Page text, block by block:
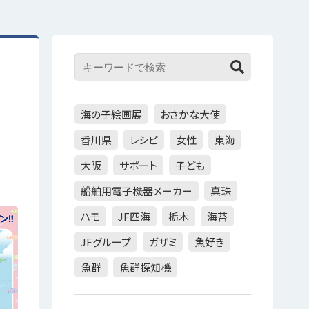
海の子絵画展
おさかな大使
香川県
レシピ 女性
東海
大阪
サポート
子ども
船舶用電子機器メーカー
真珠
ハモ
JF四海 栃木
海苔
JFグループ
ガザミ
魚好き
魚群
魚群探知機